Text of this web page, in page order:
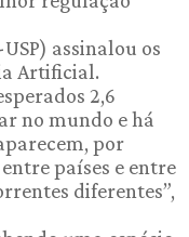
assinalou os
Artificial.
2,6
no mundo e há
por
países e entre
diferentes”,